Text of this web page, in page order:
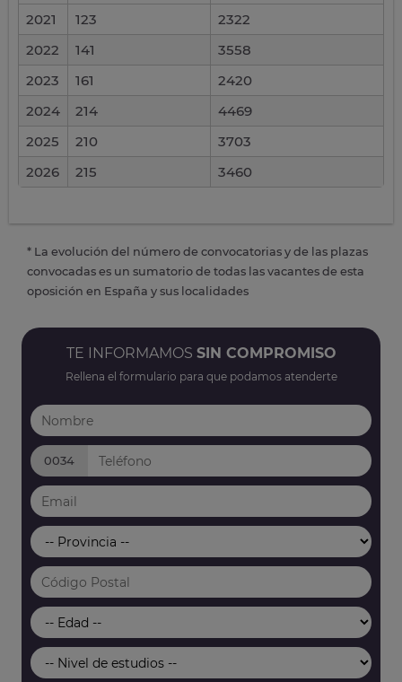
2021 123
2322
2022
141
3558
2023
161
2420
2024
214
4469
2025
210
3703
2026
215 3460
* La evolución del número de convocatorias y de las plazas
convocadas es un sumatorio de todas las vacantes de esta
oposición en España y sus localidades
TE INFORMAMOS SIN COMPROMISO
Rellena el formulario para que podamos atenderte
0034